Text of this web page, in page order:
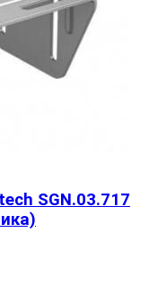
SGN.03.717